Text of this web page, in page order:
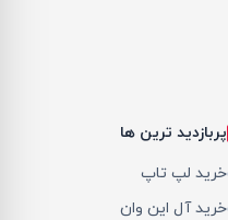
پربازدید ترین ها
خرید لپ تاپ
خرید آل این وان